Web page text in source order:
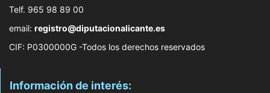
Telf. 965 98 89 00
email: registro@diputacionalicante.es
CIF: P0300000G -Todos los derechos reservados
Información de interés: